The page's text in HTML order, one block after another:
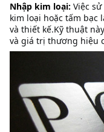
Nhập kim loại: Việc
kim loại hoặc tấm bạc
và thiết kế.Kỹ thuật
và giá trị thương hiệu